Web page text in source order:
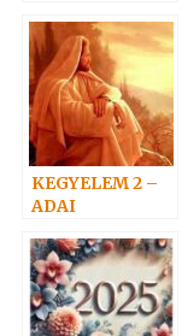
KEGYELEM 2 –
ADAI